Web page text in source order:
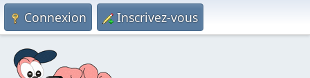
Connexion Inscrivez-vous